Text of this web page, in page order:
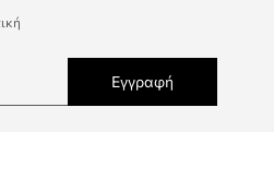
Εγγραφή